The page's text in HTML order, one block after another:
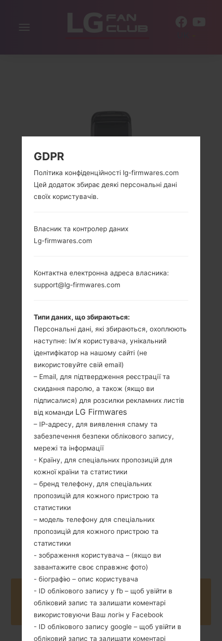
Включити
LG KG120 (LGKG120) З
СЕРІЇ LG OTHERS
1.5 in (Primary)
128 x 128 пікселів
(Primary), 64 x 96
пікселів
(Secondary)
80 грам (2.82
унції)
mAh
-
-
Unknown
Buy accessories on Amazon
GDPR
Політика конфіденційності lg-firmwares.com
Цей додаток збирає деякі персональні дані
своїх користувачів.
Власник та контролер даних
Lg-firmwares.com
Контактна електронна адреса власника:
support@lg-firmwares.com
Типи даних, що збираються:
Персональні дані, які збираються, охоплюють
наступне: Ім’я користувача, унікальний
ідентифікатор на нашому сайті (не
використовуйте свій email)
– Email, для підтвердження реєстрації та
скидання паролю, а також (якщо ви
підписалися) для розсилки рекламних листів
від команди LG Firmwares
– IP-адресу, для виявлення спаму та
забезпечення безпеки облікового запису,
мережі та інформації
- Країну, для спеціальних пропозицій для
кожної країни та статистики
– бренд телефону, для спеціальних
пропозицій для кожного пристрою та
статистики
– модель телефону для спеціальних
пропозицій для кожного пристрою та
статистики
- зображення користувача – (якщо ви
завантажите своє справжнє фото)
- біографію – опис користувача
- ID облікового запису у fb – щоб увійти в
обліковий запис та залишати коментарі
використовуючи Ваш логін у Facebook
- ID облікового запису google – щоб увійти в
обліковий запис та залишати коментарі